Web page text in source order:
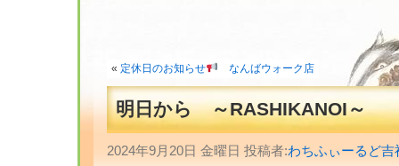
« 定休日のお知らせ なんばウォーク店
明日から ～RASHIKANOI～
2024年9月20日 金曜日 投稿者:わちふぃーるど